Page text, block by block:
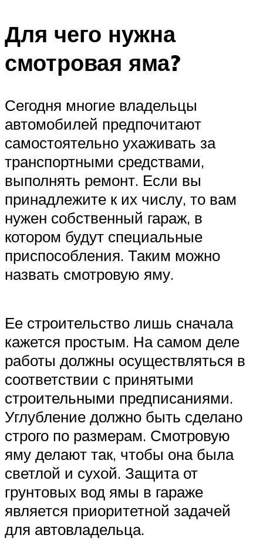
Для чего нужна
смотровая яма?
Сегодня многие владельцы
автомобилей предпочитают
самостоятельно ухаживать за
транспортными средствами,
выполнять ремонт. Если вы
принадлежите к их числу, то вам
нужен собственный гараж, в
котором будут специальные
приспособления. Таким можно
назвать смотровую яму.
Ее строительство лишь сначала
кажется простым. На самом деле
работы должны осуществляться в
соответствии с принятыми
строительными предписаниями.
Углубление должно быть сделано
строго по размерам. Смотровую
яму делают так, чтобы она была
светлой и сухой. Защита от
грунтовых вод ямы в гараже
является приоритетной задачей
для автовладельца.